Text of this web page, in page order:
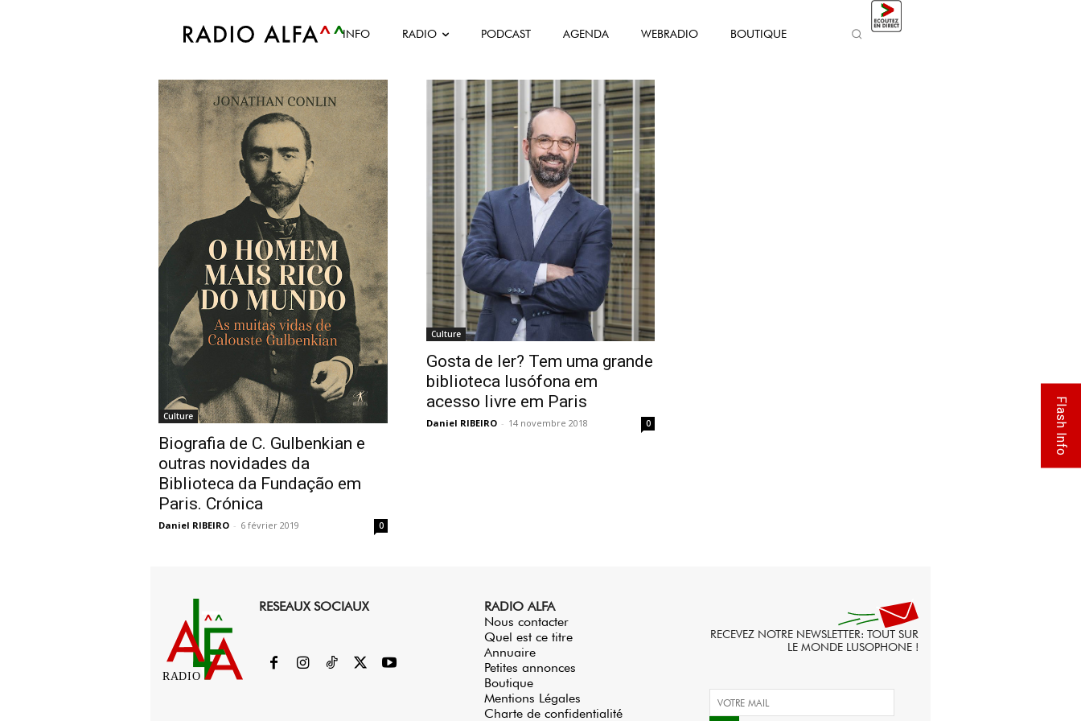
INFO RADIO PODCAST AGENDA WEBRADIO BOUTIQUE
Accueil Tags Biblioteca
Tag: Biblioteca
Culture
Biografia de C. Gulbenkian e
outras novidades da
Biblioteca da Fundação em
Paris. Crónica
Daniel RIBEIRO - 6 février 2019 0
Culture
Gosta de ler? Tem uma grande
biblioteca lusófona em
acesso livre em Paris
Daniel RIBEIRO - 14 novembre 2018 0
RADIO
RESEAUX SOCIAUX
RADIO ALFA
Nous contacter
Quel est ce titre
Annuaire
Petites annonces
Boutique
Mentions Légales
Charte de confidentialité
RECEVEZ NOTRE NEWSLETTER: TOUT SUR
LE MONDE LUSOPHONE !
Flash Info